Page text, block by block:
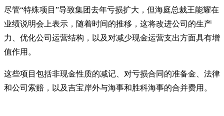
尽管“特殊项目”导致集团去年亏损扩大，但海庭总裁王能耀在
业绩说明会上表示，随着时间的推移，这将改进公司的生产
力、优化公司运营结构，以及对减少现金运营支出方面具有增
值作用。
这些项目包括非现金性质的减记、对亏损合同的准备金、法律
和公司索赔，以及吉宝岸外与海事和胜科海事的合并费用。